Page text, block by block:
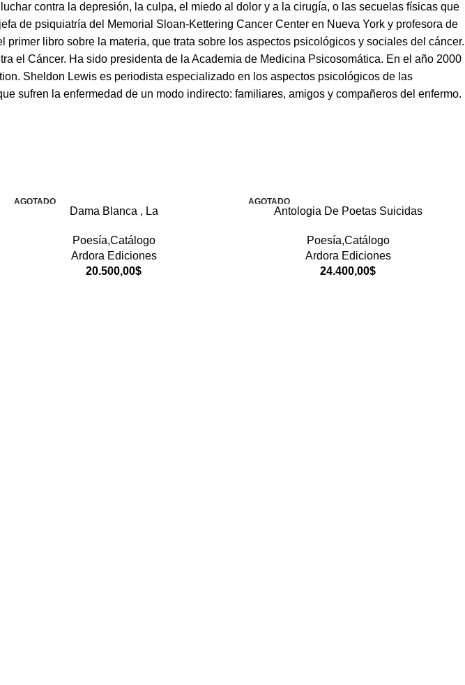
contra la depresión, la culpa, el miedo al dolor y a la cirugía, o las secuelas físicas que
de psiquiatría del Memorial Sloan-Kettering Cancer Center en Nueva York y profesora de
libro sobre la materia, que trata sobre los aspectos psicológicos y sociales del cáncer.
el Cáncer. Ha sido presidenta de la Academia de Medicina Psicosomática. En el año 2000
Sheldon Lewis es periodista especializado en los aspectos psicológicos de las
sufren la enfermedad de un modo indirecto: familiares, amigos y compañeros del enfermo.
AGOTADO
Dama Blanca , La
Poesía,Catálogo
Ardora Ediciones
20.500,00$
AGOTADO
Antologia De Poetas Suicidas
Poesía,Catálogo
Ardora Ediciones
24.400,00$